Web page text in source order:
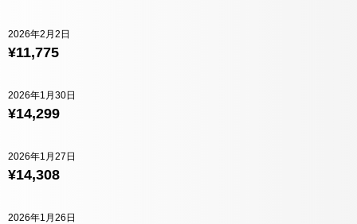
¥11,775
2026年2月2日
¥14,299
2026年1月30日
¥14,308
2026年1月27日
2026年1月26日